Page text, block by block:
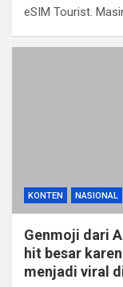
eSIM Tourist.
KONTEN NASIONAL
Genmoji dari
hit besar
menjadi viral